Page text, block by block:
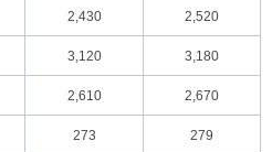
2,430 2,520
3,120 3,180
2,610 2,670
273 279